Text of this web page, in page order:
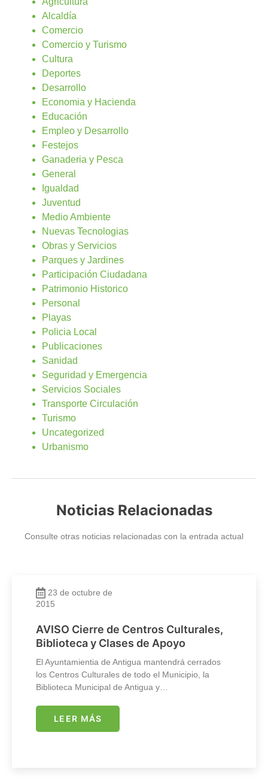
Alcaldía
Comercio
Comercio y Turismo
Cultura
Deportes
Desarrollo
Economia y Hacienda
Educación
Empleo y Desarrollo
Festejos
Ganaderia y Pesca
General
Igualdad
Juventud
Medio Ambiente
Nuevas Tecnologias
Obras y Servicios
Parques y Jardines
Participación Ciudadana
Patrimonio Historico
Personal
Playas
Policia Local
Publicaciones
Sanidad
Seguridad y Emergencia
Servicios Sociales
Transporte Circulación
Turismo
Uncategorized
Urbanismo
Noticias Relacionadas
Consulte otras noticias relacionadas con la entrada actual
23 de octubre de
2015
AVISO Cierre de Centros Culturales,
Biblioteca y Clases de Apoyo
El Ayuntamientia de Antigua mantendrá cerrados
los Centros Culturales de todo el Municipio, la
Biblioteca Municipal de Antigua y…
LEER MÁS